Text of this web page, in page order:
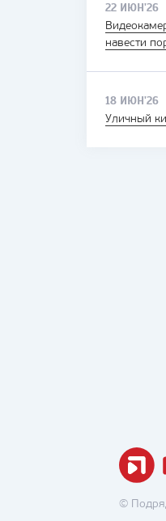
22 ИЮН'26
навести
18 ИЮН'26
Уличный
©